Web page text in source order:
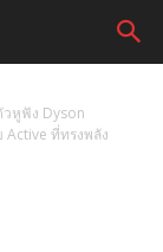
วหูฟัง Dyson
ที่ทรงพลัง